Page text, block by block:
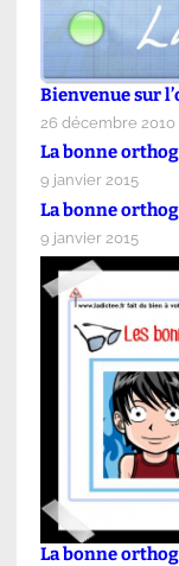
Bienvenue sur
26 décembre 2010
La bonne
9 janvier 2015
La bonne
9 janvier 2015
La bonne